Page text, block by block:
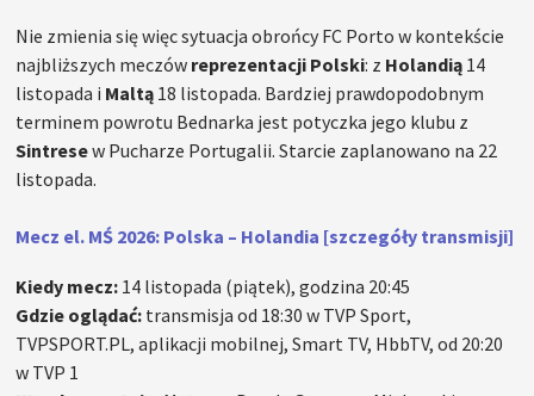
Nie zmienia się więc sytuacja obrońcy FC Porto w kontekście
najbliższych meczów reprezentacji Polski: z Holandią 14
listopada i Maltą 18 listopada. Bardziej prawdopodobnym
terminem powrotu Bednarka jest potyczka jego klubu z
Sintresew Pucharze Portugalii. Starcie zaplanowano na 22
listopada.
Mecz el. MŚ 2026: Polska – Holandia [szczegóły transmisji]
Kiedy mecz: 14 listopada (piątek), godzina 20:45
Gdzie oglądać: transmisja od 18:30 w TVP Sport,
TVPSPORT.PL, aplikacji mobilnej, Smart TV, HbbTV, od 20:20
w TVP 1